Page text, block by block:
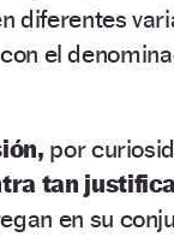
diferentes
el
por
tan
en su